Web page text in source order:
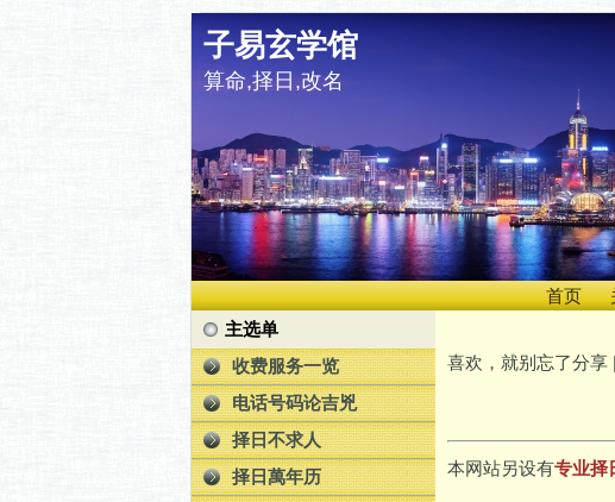
子易玄学馆
算命,择日,改名
首页
主选单
收费服务一览
电话号码论吉兇
择日不求人
择日萬年历
喜欢，就别忘了分享 |
本网站另设有专业择